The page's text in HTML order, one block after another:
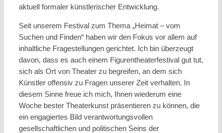
aktuell formaler künstlerischer Entwicklung.
Seit unserem Festival zum Thema „Heimat – vom
Suchen und Finden“ haben wir den Fokus vor allem auf
inhaltliche Fragestellungen gerichtet. Ich bin überzeugt
davon, dass es auch einem Figurentheaterfestival gut tut,
sich als Ort von Theater zu begreifen, an dem sich
Künstler offensiv zu Fragen unserer Zeit verhalten. In
diesem Sinne freue ich mich, Ihnen wiederum eine
Woche bester Theaterkunst präsentieren zu können, die
ein engagiertes Bild verantwortungsvollen
gesellschaftlichen und politischen Seins der